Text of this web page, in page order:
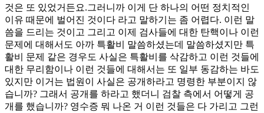
것은 또 있었거든요.그러니까 이게 단 하나의 어떤 정치적인
이유 때문에 벌어진 것이다 라고 말하기는 좀 어렵다. 이런 말
씀을 드리는 것이고 그리고 이제 검사들에 대한 탄핵이나 이런
문제에 대해서도 아까 특활비 말씀하셨는데 말씀하셨지만 특
활비 문제 같은 경우도 사실은 특활비를 삭감하고 이런 것들에
대한 무리함이나 이런 것들에 대해서는 또 일부 동감하는 바도
있지만 이거는 법원이 사실은 공개하라고 명령한 부분이지 않
습니까? 그래서 공개를 하라고 했더니 검찰 측에서 어떻게 공
개를 했습니까? 영수증 뭐 나온 거 이런 것들은 다 가리고 그런